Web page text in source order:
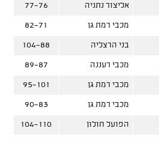
אליצור נתניה
77-76
מכבי רמת גן
82-71
בני הרצליה
104-88
מכבי רעננה
89-87
מכבי רמת גן
95-101
מכבי רמת גן
90-83
הפועל חולון 104-110